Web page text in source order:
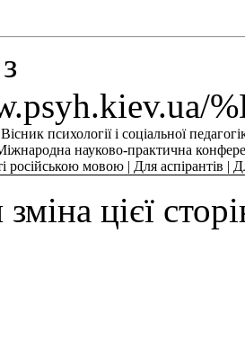
Вісник психології і соціальної
науково-практична
російською мовою | Для аспірантів |
цієї